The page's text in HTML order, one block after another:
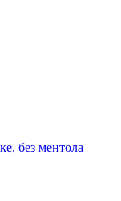
без ментола